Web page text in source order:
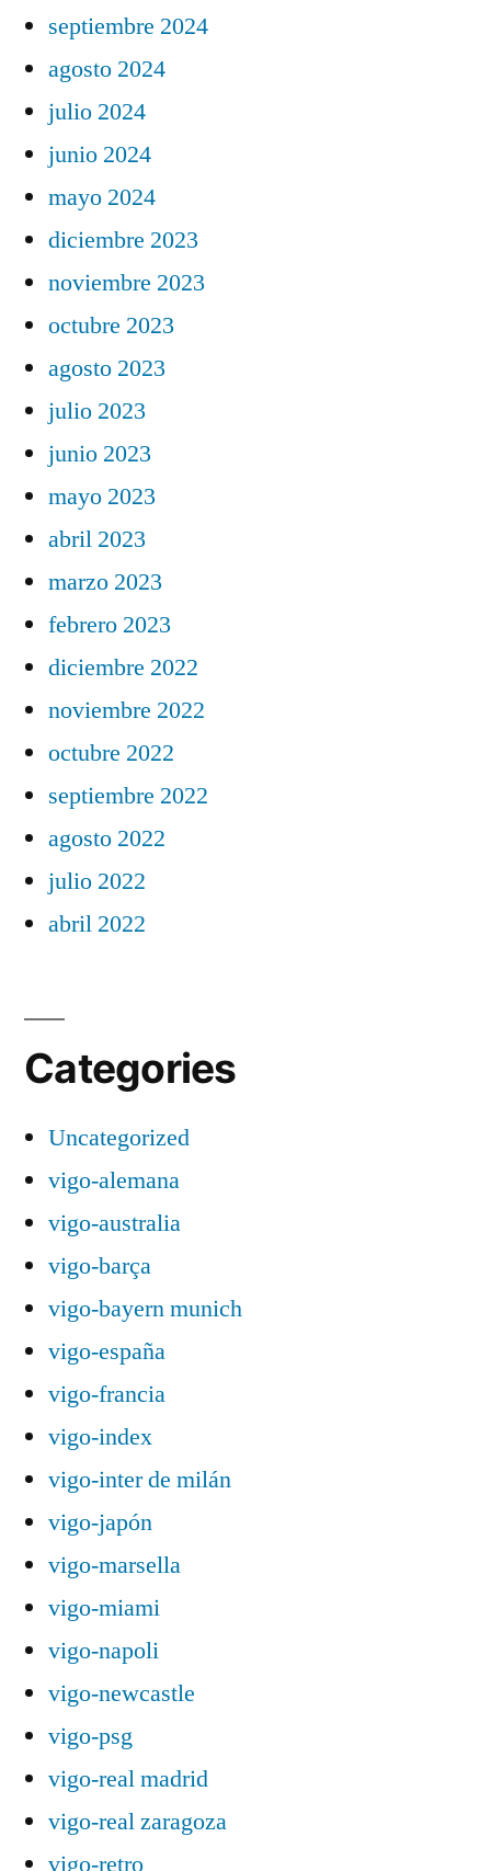
septiembre 2024
agosto 2024
julio 2024
junio 2024
mayo 2024
diciembre 2023
noviembre 2023
octubre 2023
agosto 2023
julio 2023
junio 2023
mayo 2023
abril 2023
marzo 2023
febrero 2023
diciembre 2022
noviembre 2022
octubre 2022
septiembre 2022
agosto 2022
julio 2022
abril 2022
Categories
Uncategorized
vigo-alemana
vigo-australia
vigo-barça
vigo-bayern munich
vigo-españa
vigo-francia
vigo-index
vigo-inter de milán
vigo-japón
vigo-marsella
vigo-miami
vigo-napoli
vigo-newcastle
vigo-psg
vigo-real madrid
vigo-real zaragoza
vigo-retro